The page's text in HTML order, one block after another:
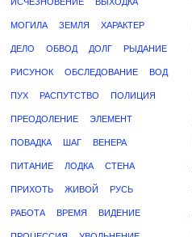
МОГИЛА ЗЕМЛЯ ХАРАКТЕР
ДЕЛО ОБВОД ДОЛГ РЫДАНИЕ
РИСУНОК ОБСЛЕДОВАНИЕ ВОД
ПУХ РАСПУТСТВО ПОЛИЦИЯ
ПРЕОДОЛЕНИЕ ЭЛЕМЕНТ
ПОВАДКА ШАГ ВЕНЕРА
ПИТАНИЕ ЛОДКА СТЕНА
ПРИХОТЬ ЖИВОЙ РУСЬ
РАБОТА ВРЕМЯ ВИДЕНИЕ